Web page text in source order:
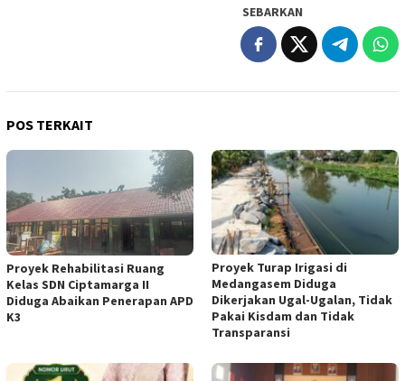
SEBARKAN
POS TERKAIT
Proyek Rehabilitasi Ruang
Kelas SDN Ciptamarga II
Diduga Abaikan Penerapan APD
K3
Proyek Turap Irigasi di
Medangasem Diduga
Dikerjakan Ugal-Ugalan, Tidak
Pakai Kisdam dan Tidak
Transparansi